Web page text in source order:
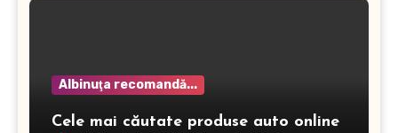
Albinuţa recomandă...
Cele mai căutate produse auto online